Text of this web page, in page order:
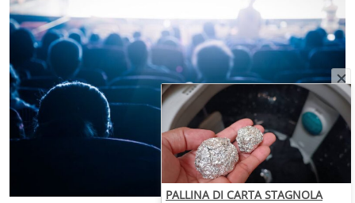
PALLINA DI CARTA STAGNOLA